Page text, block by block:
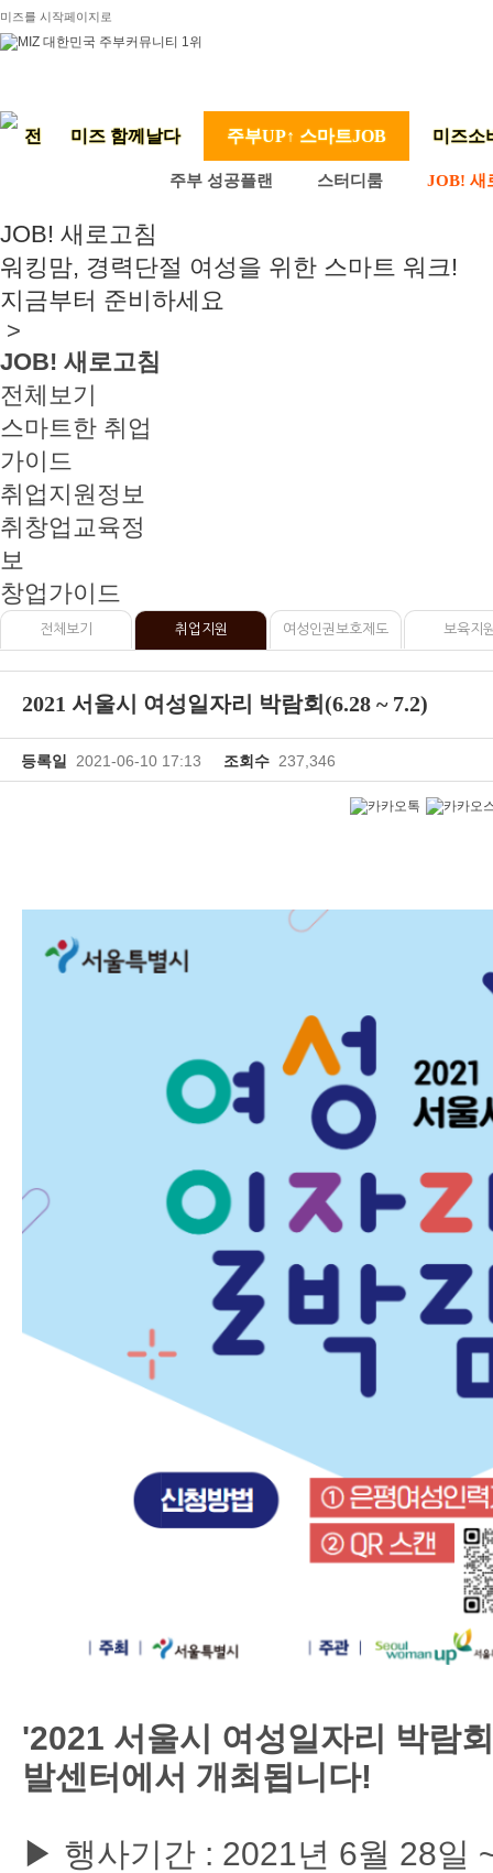
미즈를 시작페이지로
미즈 함께날다 주부UP↑ 스마트JOB 미즈소
주부 성공플랜 스터디룸 JOB! 새
JOB! 새로고침
워킹맘, 경력단절 여성을 위한 스마트 워크!
지금부터 준비하세요
>
JOB! 새로고침
전체보기
스마트한 취업
가이드
취업지원정보
취창업교육정
보
창업가이드
전체보기 취업지원 여성인권보호제도 보육지
2021 서울시 여성일자리 박람회(6.28 ~ 7.2)
등록일 2021-06-10 17:13 조회수 237,346
'2021 서울시 여성일자리 박람
발센터에서 개최됩니다!
▶ 행사기간 : 2021년 6월 28일